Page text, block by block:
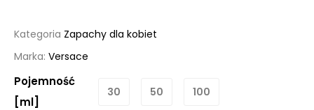
Kategoria Zapachy dla kobiet
Marka: Versace
Pojemność
[ml]
30 50 100